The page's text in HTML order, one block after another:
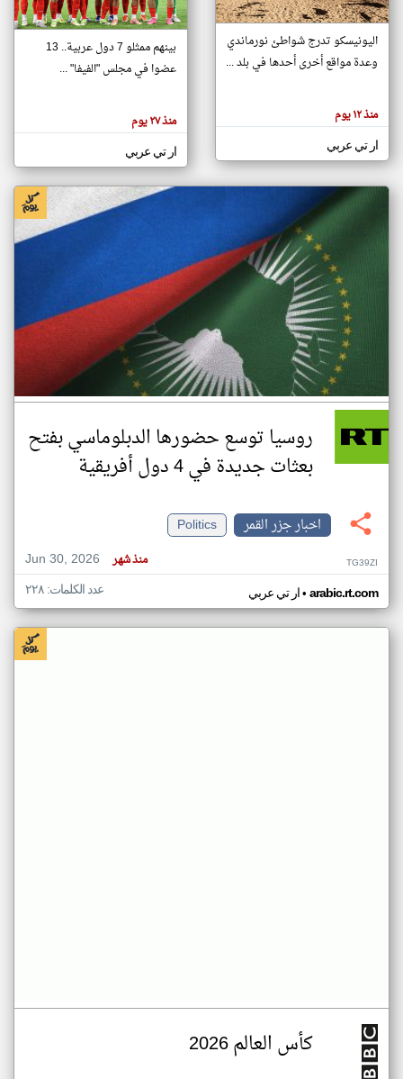
تغيير الدولة
اخبار جزر القمر على مدار الساعة
أهم اخبار جزر القمر العاجلة والمباشرة
هنا عن
وجهة
كاتبيها.
اليونيسكو تدرج شواطئ نورماندي
وعدة مواقع أخرى أحدها في بلد ...
منذ ١٢ يوم
ار تي عربي
بينهم ممثلو 7 دول عربية.. 13
عضوا في مجلس "الفيفا" ...
منذ ٢٧ يوم
ار تي عربي
روسيا توسع حضورها الدبلوماسي بفتح
بعثات جديدة في 4 دول أفريقية
اخبار جزر القمر
Politics
Jun 30, 2026
منذ شهر TG39ZI
ار تي عربي• arabic.rt.com عدد الكلمات: ٢٢٨
كأس العالم 2026
klyoum.com